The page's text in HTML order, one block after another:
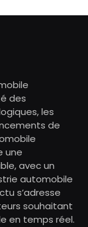
des
les
de
une
avec un
automobile
s’adresse
souhaitant
en temps réel.